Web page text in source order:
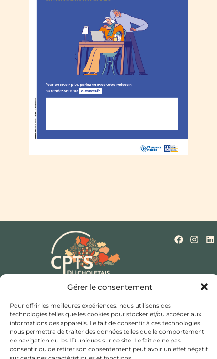
Gérer le consentement
Pour offrir les meilleures expériences, nous utilisons des
technologies telles que les cookies pour stocker et/ou accéder aux
informations des appareils. Le fait de consentir à ces technologies
nous permettra de traiter des données telles que le comportement
de navigation ou les ID uniques sur ce site. Le fait de ne pas
consentir ou de retirer son consentement peut avoir un effet négatif
Qui sommes-nous ? Nos missions
Contact
Hôtel de ville et d’agglomération,
Rue Saint Bonaventure,
49300 Cholet